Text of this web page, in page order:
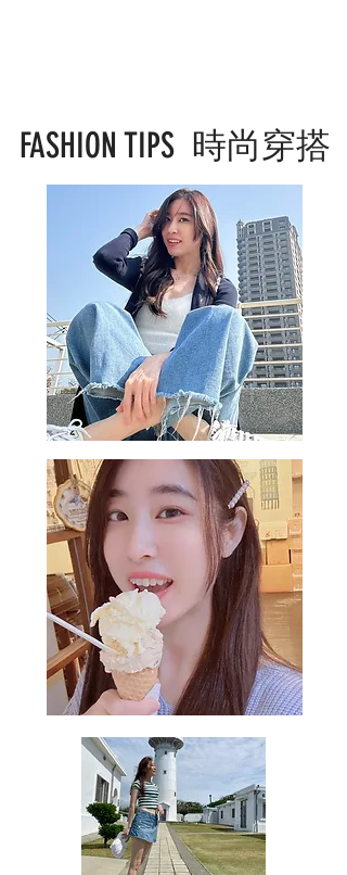
FASHION TIPS 時尚穿搭